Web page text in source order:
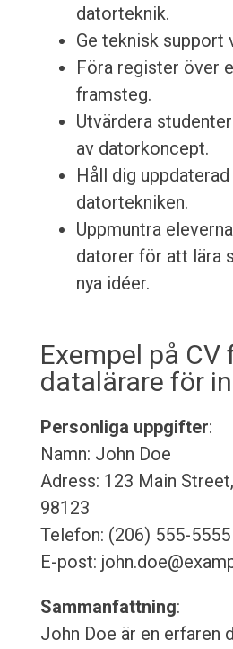
datorteknik.
Ge teknisk support
Föra register över
framsteg.
Utvärdera
av datorkoncept.
Håll dig
datortekniken.
Uppmuntra
datorer för att lära
nya idéer.
Exempel på CV
datalärare för
Personliga uppgifter:
Namn: John Doe
Adress: 123 Main
98123
Telefon: (206) 555-5555
E-post:
Sammanfattning:
John Doe är en erfaren